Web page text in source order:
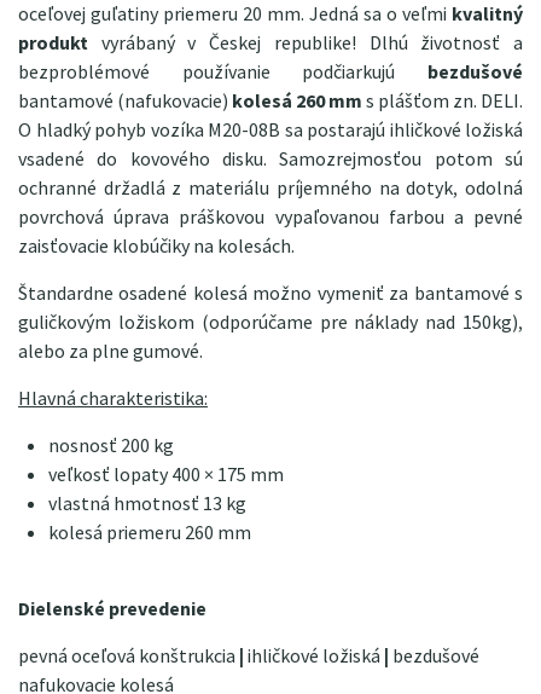
oceľovej guľatiny priemeru 20 mm. Jedná sa o veľmi kvalitný
produkt vyrábaný v Českej republike! Dlhú životnosť a
bezproblémové používanie podčiarkujú bezdušové
bantamové (nafukovacie) kolesá 260 mms plášťom zn. DELI.
O hladký pohyb vozíka M20-08B sa postarajú ihličkové ložiská
vsadené do kovového disku. Samozrejmosťou potom sú
ochranné držadlá z materiálu príjemného na dotyk, odolná
povrchová úprava práškovou vypaľovanou farbou a pevné
zaisťovacie klobúčiky na kolesách.
Štandardne osadené kolesá možno vymeniť za bantamové s
guličkovým ložiskom (odporúčame pre náklady nad 150kg),
alebo za plne gumové.
Hlavná charakteristika:
nosnosť 200 kg
veľkosť lopaty 400 × 175 mm
vlastná hmotnosť 13 kg
kolesá priemeru 260 mm
Dielenské prevedenie
pevná oceľová konštrukcia |ihličkové ložiská | bezdušové
nafukovacie kolesá